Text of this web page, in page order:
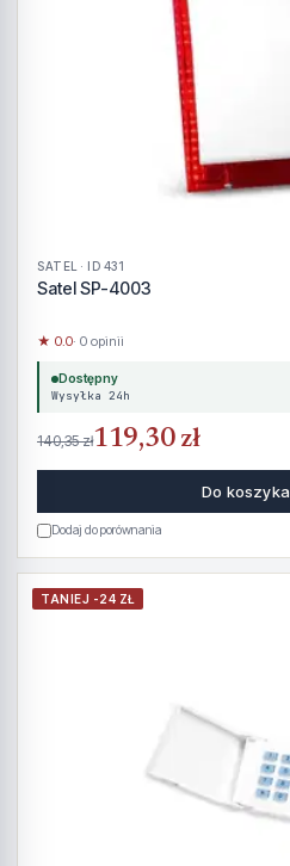
SATEL · ID 431
Satel SP-4003
★ 0.0· 0 opinii
Dostępny
Wysyłka 24h
140,35 zł119,30 zł
Do koszyka
Dodaj do porównania
TANIEJ -24 ZŁ